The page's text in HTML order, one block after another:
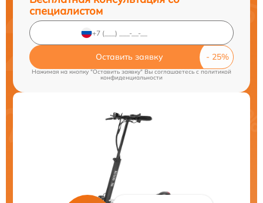
специалистом
Оставить заявку
Нажимая на кнопку "Оставить заявку" Вы соглашаетесь cполитикой
конфиденциальности